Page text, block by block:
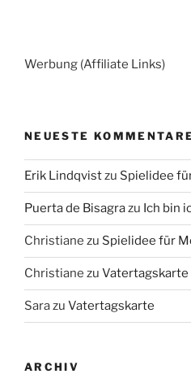
Werbung (Affiliate Links)
NEUESTE
Erik Lindqvistzu Spielidee
Puerta de Bisagrazu Ich bin
Christiane zu Spielidee für
Christiane zu Vatertagskarte
Sarazu Vatertagskarte
ARCHIV